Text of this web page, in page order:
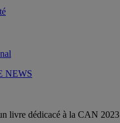
livre dédicacé à la CAN 2023